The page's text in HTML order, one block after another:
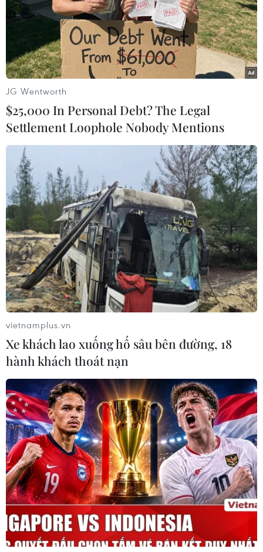
JG Wentworth
$25,000 In Personal Debt? The Legal
Settlement Loophole Nobody Mentions
vietnamplus.vn
Xe khách lao xuống hố sâu bên đường, 18
hành khách thoát nạn